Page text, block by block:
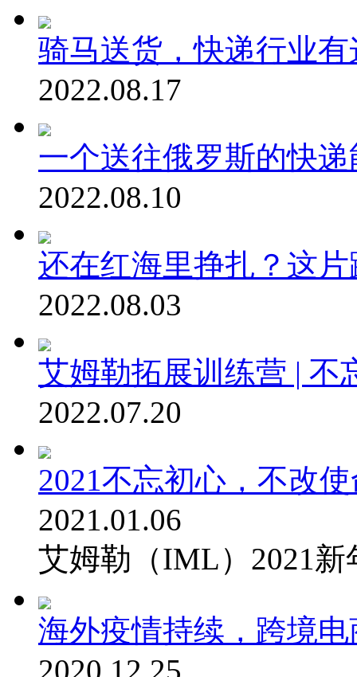
骑马送货，快递行业
2022.08.17
一个送往俄罗斯的快
2022.08.10
还在红海里挣扎？这
2022.08.03
艾姆勒拓展训练营 | 不
2022.07.20
2021不忘初心，不改
2021.01.06
艾姆勒（IML）2021新
海外疫情持续，跨境